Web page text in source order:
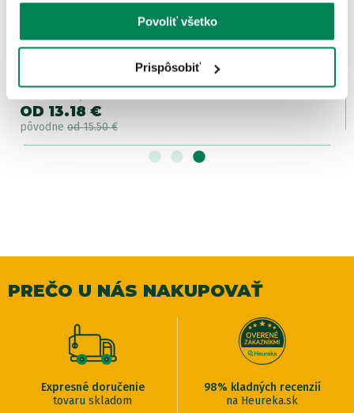
Povoliť všetko
Prispôsobiť
Fox Čiapka Collection Bobble Hat Green Black
OD 13.18 €
pôvodne od 15.50 €
PREČO U NÁS NAKUPOVAŤ
Expresné doručenie
tovaru skladom
98% kladných recenzií
na Heureka.sk